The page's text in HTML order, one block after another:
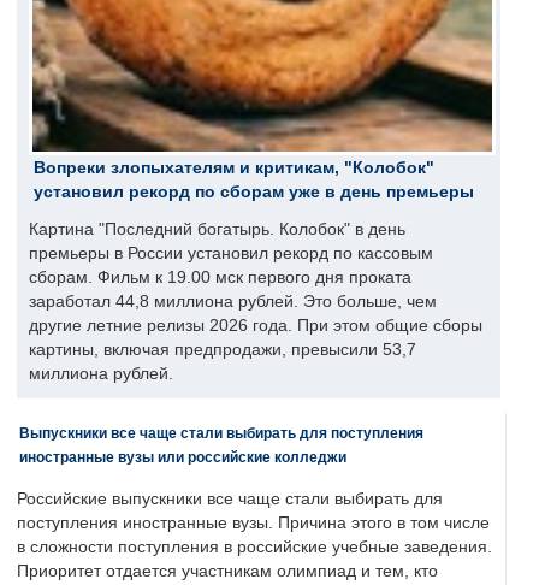
Вопреки злопыхателям и критикам, "Колобок"
установил рекорд по сборам уже в день премьеры
Картина "Последний богатырь. Колобок" в день
премьеры в России установил рекорд по кассовым
сборам. Фильм к 19.00 мск первого дня проката
заработал 44,8 миллиона рублей. Это больше, чем
другие летние релизы 2026 года. При этом общие сборы
картины, включая предпродажи, превысили 53,7
миллиона рублей.
Выпускники все чаще стали выбирать для поступления
иностранные вузы или российские колледжи
Российские выпускники все чаще стали выбирать для
поступления иностранные вузы. Причина этого в том числе
в сложности поступления в российские учебные заведения.
Приоритет отдается участникам олимпиад и тем, кто